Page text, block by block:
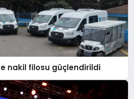
nakil filosu güçlendirildi